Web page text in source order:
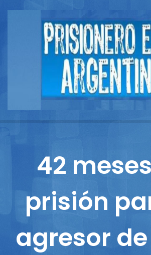
Buscador
Documentos
Reportajes
Columnistas
Contacto
42
prisión
agresor